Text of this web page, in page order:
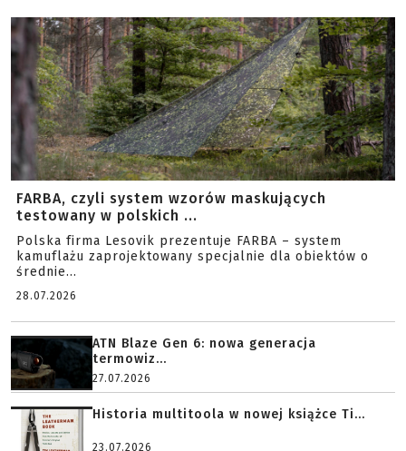
FARBA, czyli system wzorów maskujących
testowany w polskich ...
Polska firma Lesovik prezentuje FARBA – system
kamuflażu zaprojektowany specjalnie dla obiektów o
średnie...
28.07.2026
ATN Blaze Gen 6: nowa generacja
termowiz...
27.07.2026
Historia multitoola w nowej książce Ti...
23.07.2026